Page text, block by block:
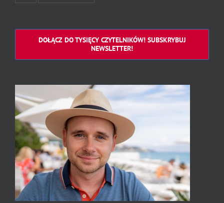
DOŁĄCZ DO TYSIĘCY CZYTELNIKÓW! SUBSKRYBUJ
NEWSLETTER!